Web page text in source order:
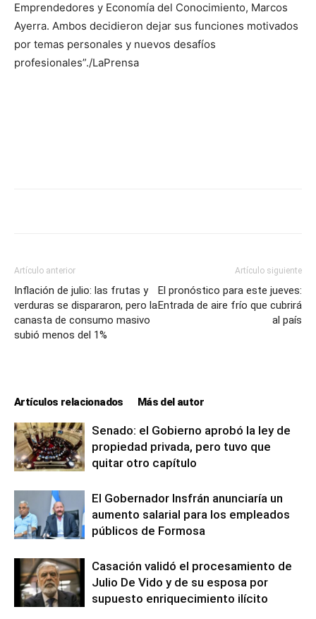
Emprendedores y Economía del Conocimiento, Marcos
Ayerra. Ambos decidieron dejar sus funciones motivados
por temas personales y nuevos desafíos
profesionales”./LaPrensa
Artículo anterior
Inflación de julio: las frutas y
verduras se dispararon, pero la
canasta de consumo masivo
subió menos del 1%
Artículo siguiente
El pronóstico para este jueves:
Entrada de aire frío que cubrirá
al país
Artículos relacionados Más del autor
Senado: el Gobierno aprobó la ley de
propiedad privada, pero tuvo que
quitar otro capítulo
El Gobernador Insfrán anunciaría un
aumento salarial para los empleados
públicos de Formosa
Casación validó el procesamiento de
Julio De Vido y de su esposa por
supuesto enriquecimiento ilícito